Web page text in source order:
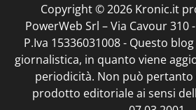
Copyright © 2026 Kronic.it
PowerWeb Srl – Via Cavour 310
P.Iva 15336031008 - Questo
giornalistica, in quanto viene
periodicità. Non può
prodotto editoriale ai sensi